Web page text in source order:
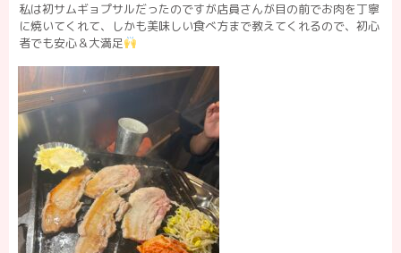
私は初サムギョプサルだったのですが店員さんが目の前でお肉を丁寧
に焼いてくれて、しかも美味しい食べ方まで教えてくれるので、初心
者でも安心＆大満足